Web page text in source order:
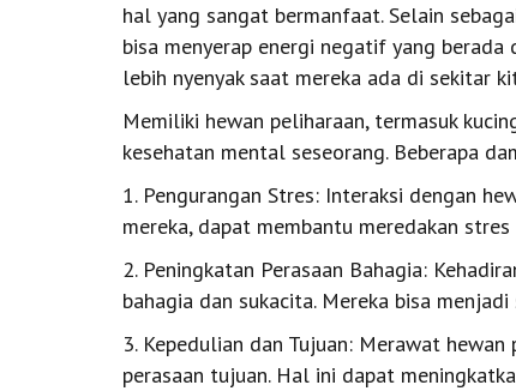
hal yang sangat bermanfaat. Selain
bisa menyerap energi negatif yang
lebih nyenyak saat mereka ada di sekitar
Memiliki hewan peliharaan, termasuk
kesehatan mental seseorang. Beberapa
1. Pengurangan Stres: Interaksi dengan
mereka, dapat membantu meredakan
2. Peningkatan Perasaan Bahagia:
bahagia dan sukacita. Mereka bisa
3. Kepedulian dan Tujuan: Merawat
perasaan tujuan. Hal ini dapat